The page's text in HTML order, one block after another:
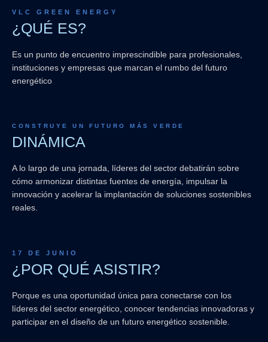
VLC GREEN ENERGY
¿QUÉ ES?
Es un punto de encuentro imprescindible para profesionales,
instituciones y empresas que marcan el rumbo del futuro
energético
CONSTRUYE UN FUTURO MÁS VERDE
DINÁMICA
A lo largo de una jornada, líderes del sector debatirán sobre
cómo armonizar distintas fuentes de energía, impulsar la
innovación y acelerar la implantación de soluciones sostenibles
reales.
17 DE JUNIO
¿POR QUÉ ASISTIR?
Porque es una oportunidad única para conectarse con los
líderes del sector energético, conocer tendencias innovadoras y
participar en el diseño de un futuro energético sostenible.